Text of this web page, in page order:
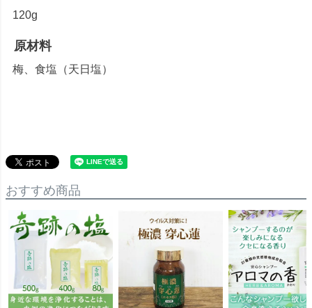
120g
原材料
梅、食塩（天日塩）
おすすめ商品